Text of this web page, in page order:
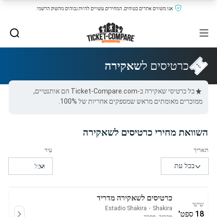
אנו משווים אתרים בטוחים, המחירים עשויים להיות גבוהים מהשוק הרשמי.
כרטיסים לשאקירה
כל כרטיסי שאקירה ב-Ticket-Compare.com הם אותנטיים,
ממוכרים מאומתים מראש שמספקים אחריות של 100%.
השוואת מחירי כרטיסים לשאקירה
שישי
18 ספט'
כרטיסים לשאקירה מדריד
Shakira
・
Estadio Shakira